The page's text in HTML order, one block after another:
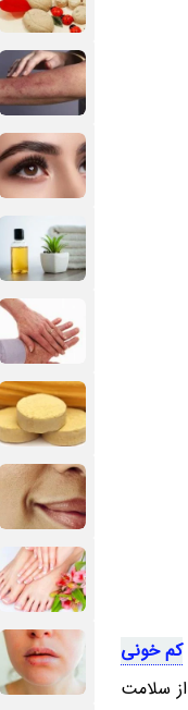
کم خونی
سلامت